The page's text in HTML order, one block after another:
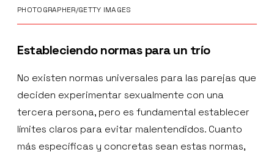
PHOTOGRAPHER/GETTY IMAGES
Estableciendo normas para un trío
No existen normas universales para las parejas que
deciden experimentar sexualmente con una
tercera persona, pero es fundamental establecer
límites claros para evitar malentendidos. Cuanto
más específicas y concretas sean estas normas,